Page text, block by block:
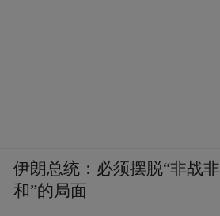
伊朗总统：必须摆脱“非战非
和”的局面